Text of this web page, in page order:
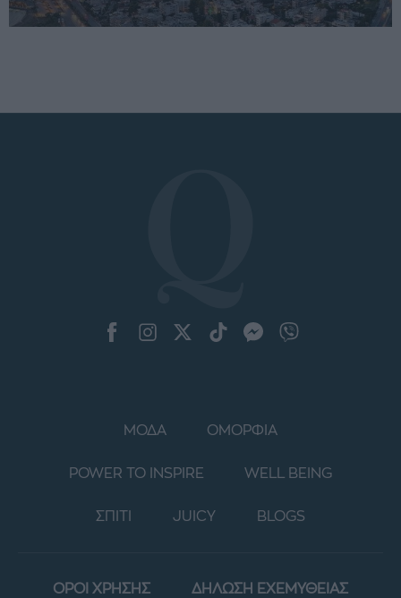
ΜΟΔΑ ΟΜΟΡΦΙΑ
POWER TO INSPIRE WELL BEING
ΣΠΙΤΙ JUICY BLOGS
ΟΡΟΙ ΧΡΗΣΗΣ ΔΗΛΩΣΗ ΕΧΕΜΥΘΕΙΑΣ